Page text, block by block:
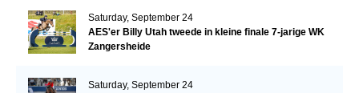
Saturday, September 24
AES'er Billy Utah tweede in kleine finale 7-jarige WK
Zangersheide
Saturday, September 24